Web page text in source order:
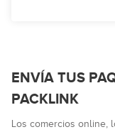
ENVÍA TUS
PACKLINK
Los comercios online,